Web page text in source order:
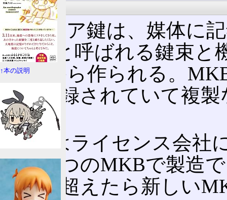
鍵の特徴
メディア鍵は、媒体に
Block)と呼ばれる鍵束と
キー)から作られる。
域に記録されていて複
る。
MKBはライセンス会社
が、一つのMKBで製造
の数を超えたら新しい
↑本の説明